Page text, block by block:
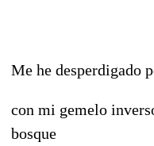
Me he desperdigado
con mi gemelo
bosque